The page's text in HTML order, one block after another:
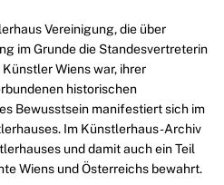
Vereinigung, die über
im Grunde die Standesvertreterin
Wiens war, ihrer
historischen
Bewusstsein manifestiert sich im
Im Künstlerhaus-Archiv
und damit auch ein Teil
Wiens und Österreichs bewahrt.